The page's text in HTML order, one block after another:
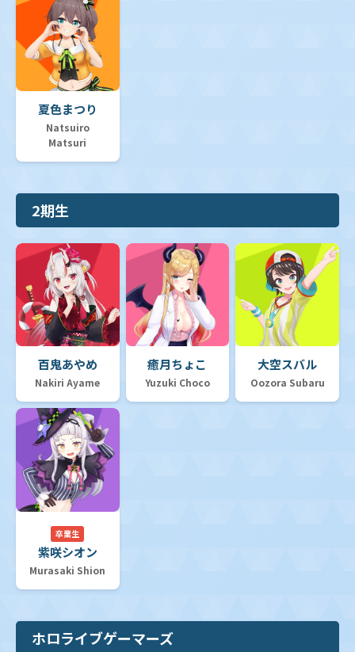
夏色まつり
Natsuiro
Matsuri
2期生
百鬼あやめ
Nakiri Ayame
癒月ちょこ
Yuzuki Choco
大空スバル
Oozora Subaru
卒業生
紫咲シオン
Murasaki Shion
ホロライブゲーマーズ